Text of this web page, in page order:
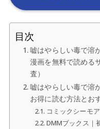
目次
嘘はやらしい毒で溶
漫画を無料で読める
査）
嘘はやらしい毒で溶
お得に読む方法とお
コミックシーモ
DMMブックス｜